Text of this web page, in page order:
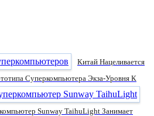
Китай Нацеливается
Суперкомпьютера Экза-Уровня К
Sunway TaihuLight Занимает